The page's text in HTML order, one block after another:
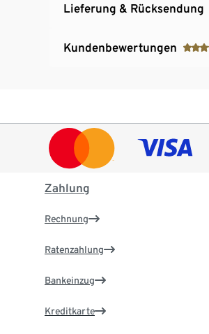
Lieferung & Rücksendung
Kundenbewertungen
Zahlung
Rechnung
Ratenzahlung
Bankeinzug
Kreditkarte